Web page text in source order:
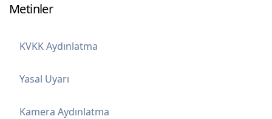
Metinler
KVKK Aydınlatma
Yasal Uyarı
Kamera Aydınlatma